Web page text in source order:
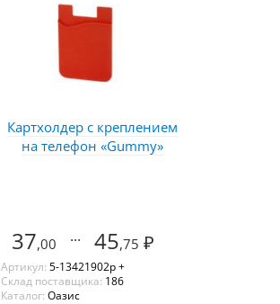
Картхолдер с креплением
на телефон «Gummy»
37,00 ... 45,75 ₽
Артикул: 5-13421902p +
Склад поставщика: 186
Каталог: Оазис